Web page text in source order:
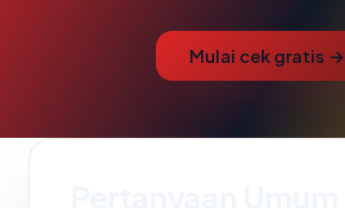
Mulai cek gratis →